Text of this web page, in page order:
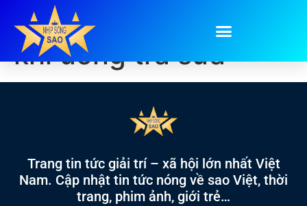
Tag:các kiểu người
khi uống trà sữa
Trang tin tức giải trí – xã hội lớn nhất Việt
Nam. Cập nhật tin tức nóng về sao Việt, thời
trang, phim ảnh, giới trẻ…